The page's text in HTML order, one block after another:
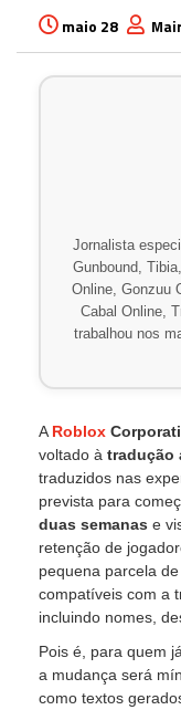
maio 28
Jornalista
Gunbound,
Online, Gonzuu
Cabal Online,
trabalhou nos
A Roblox
voltado à tradução
traduzidos nas
prevista para
duas semanas e
retenção de
pequena parcela
compatíveis com a
incluindo nomes,
Pois é, para quem
a mudança será
como textos